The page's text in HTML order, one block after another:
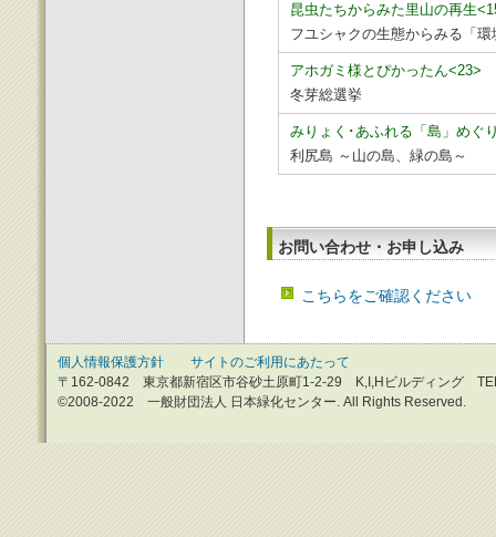
昆虫たちからみた里山の再生
フユシャクの生態からみる「環
アホガミ様とぴかったん<23>
冬芽総選挙
みりょく･あふれる「島」めぐ
利尻島 ～山の島、緑の島～
お問い合わせ・お申し込み
こちらをご確認ください
個人情報保護方針
サイトのご利用にあたって
〒162-0842 東京都新宿区市谷砂土原町1-2-29 K,I,Hビルディング
©2008-2022 一般財団法人 日本緑化センター. All Rights Reserved.